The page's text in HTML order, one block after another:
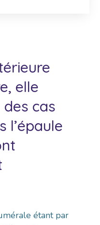
elle
des cas
l’épaule
étant par